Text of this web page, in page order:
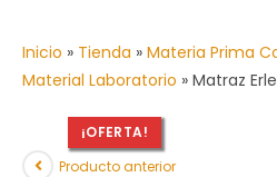
Inicio » Tienda » Materia Prima
Material Laboratorio » Matraz
¡OFERTA!
Producto anterior